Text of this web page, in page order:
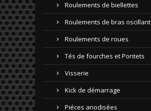
Roulements de biellettes
Roulements de bras oscillant
Roulements de roues
Tés de fourches et Pontets
Visserie
Kick de démarrage
Piéces anodisées